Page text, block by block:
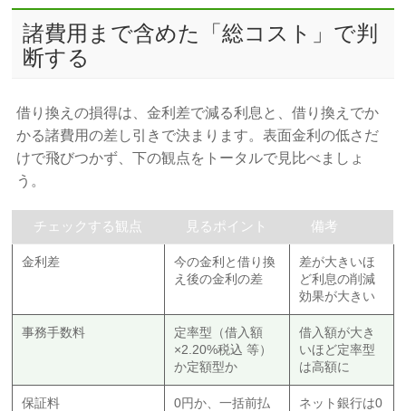
諸費用まで含めた「総コスト」で判
断する
借り換えの損得は、金利差で減る利息と、借り換えでか
かる諸費用の差し引きで決まります。表面金利の低さだ
けで飛びつかず、下の観点をトータルで見比べましょ
う。
チェックする観点 見るポイント 備考
金利差
今の金利と借り換
え後の金利の差
差が大きいほ
ど利息の削減
効果が大きい
事務手数料
定率型（借入額
×2.20%税込 等）
か定額型か
借入額が大き
いほど定率型
は高額に
保証料
0円か、一括前払
ネット銀行は0